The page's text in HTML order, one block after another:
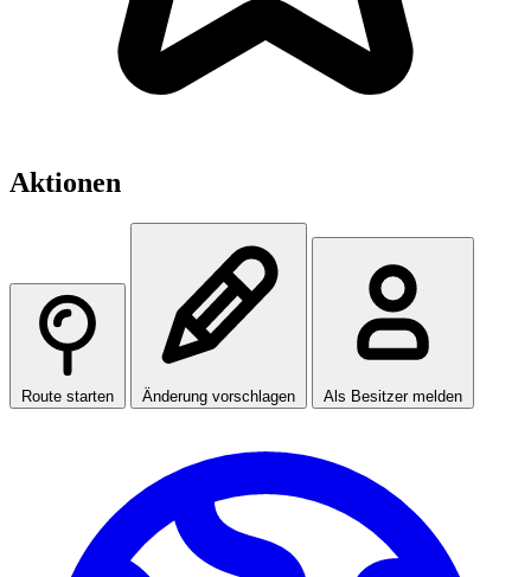
Aktionen
Route starten Änderung vorschlagen Als Besitzer melden